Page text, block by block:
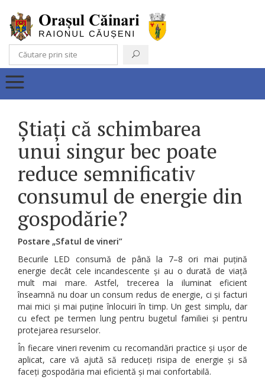
Știați că schimbarea
unui singur bec poate
reduce semnificativ
consumul de energie din
gospodărie?
Postare „Sfatul de vineri”
Becurile LED consumă de până la 7–8 ori mai puțină
energie decât cele incandescente și au o durată de viață
mult mai mare. Astfel, trecerea la iluminat eficient
înseamnă nu doar un consum redus de energie, ci și facturi
mai mici și mai puține înlocuiri în timp. Un gest simplu, dar
cu efect pe termen lung pentru bugetul familiei și pentru
protejarea resurselor.
În fiecare vineri revenim cu recomandări practice și ușor de
aplicat, care vă ajută să reduceți risipa de energie și să
faceți gospodăria mai eficientă și mai confortabilă.